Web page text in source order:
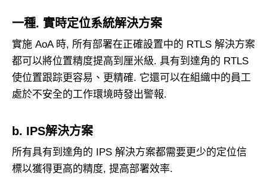
一種. 實時定位系統解決方案
實施 AoA 時, 所有部署在正確設置中的 RTLS 解決方案
都可以將位置精度提高到厘米級. 具有到達角的 RTLS
使位置跟踪更容易、更精確. 它還可以在組織中的員工
處於不安全的工作環境時發出警報.
b. IPS解決方案
所有具有到達角的 IPS 解決方案都需要更少的定位信
標以獲得更高的精度, 提高部署效率.